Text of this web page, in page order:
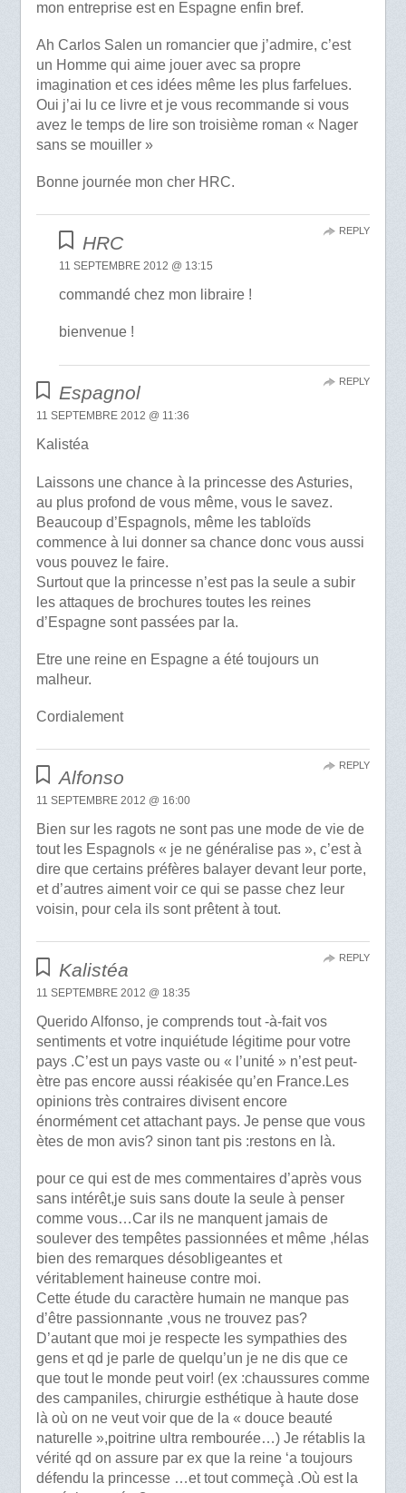
mon entreprise est en Espagne enfin bref.
Ah Carlos Salen un romancier que j’admire, c’est
un Homme qui aime jouer avec sa propre
imagination et ces idées même les plus farfelues.
Oui j’ai lu ce livre et je vous recommande si vous
avez le temps de lire son troisième roman « Nager
sans se mouiller »
Bonne journée mon cher HRC.
HRC
11 SEPTEMBRE 2012 @ 13:15
commandé chez mon libraire !
bienvenue !
REPLY
Espagnol
11 SEPTEMBRE 2012 @ 11:36
Kalistéa
Laissons une chance à la princesse des Asturies,
au plus profond de vous même, vous le savez.
Beaucoup d’Espagnols, même les tabloïds
commence à lui donner sa chance donc vous aussi
vous pouvez le faire.
Surtout que la princesse n’est pas la seule a subir
les attaques de brochures toutes les reines
d’Espagne sont passées par la.
Etre une reine en Espagne a été toujours un
malheur.
Cordialement
REPLY
Alfonso
11 SEPTEMBRE 2012 @ 16:00
Bien sur les ragots ne sont pas une mode de vie de
tout les Espagnols « je ne généralise pas », c’est à
dire que certains préfères balayer devant leur porte,
et d’autres aiment voir ce qui se passe chez leur
voisin, pour cela ils sont prêtent à tout.
REPLY
Kalistéa
11 SEPTEMBRE 2012 @ 18:35
Querido Alfonso, je comprends tout -à-fait vos
sentiments et votre inquiétude légitime pour votre
pays .C’est un pays vaste ou « l’unité » n’est peut-
ètre pas encore aussi réakisée qu’en France.Les
opinions très contraires divisent encore
énormément cet attachant pays. Je pense que vous
ètes de mon avis? sinon tant pis :restons en là.
pour ce qui est de mes commentaires d’après vous
sans intérêt,je suis sans doute la seule à penser
comme vous…Car ils ne manquent jamais de
soulever des tempêtes passionnées et même ,hélas
bien des remarques désobligeantes et
véritablement haineuse contre moi.
Cette étude du caractère humain ne manque pas
d’être passionnante ,vous ne trouvez pas?
D’autant que moi je respecte les sympathies des
gens et qd je parle de quelqu’un je ne dis que ce
que tout le monde peut voir! (ex :chaussures comme
des campaniles, chirurgie esthétique à haute dose
là où on ne veut voir que de la « douce beauté
naturelle »,poitrine ultra rembourée…) Je rétablis la
vérité qd on assure par ex que la reine ‘a toujours
défendu la princesse …et tout commeçà .Où est la
REPLY